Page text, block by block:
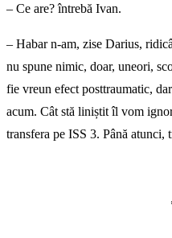
– Ce are? întrebă Ivan.
– Habar n-am, zise Darius,
nu spune nimic, doar, uneori,
fie vreun efect posttraumatic,
acum. Cât stă liniștit îl vom
transfera pe ISS 3. Până atunci,